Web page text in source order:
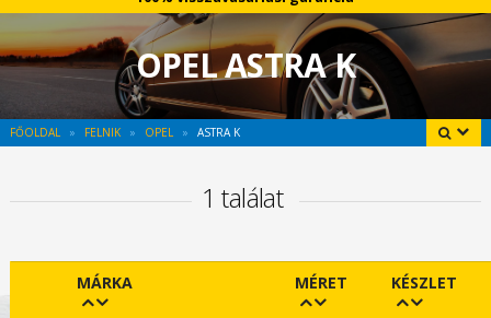
OPEL ASTRA K
FŐOLDAL FELNIK OPEL ASTRA K
1 találat
MÁRKA MÉRET KÉSZLET